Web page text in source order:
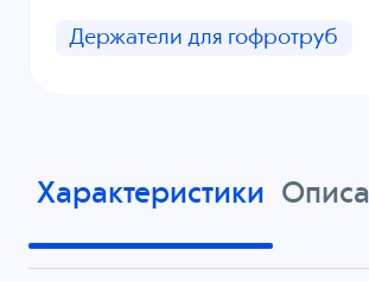
Держатели для гофротруб
Характеристики